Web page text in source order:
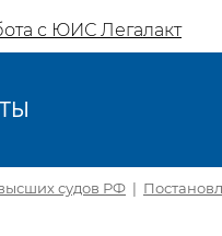
с ЮИС Легалакт
судов РФ |